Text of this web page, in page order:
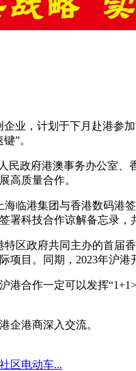
业，计划于下月赴港参
”。
政府港澳事务办公室
高质量合作。
临港集团与香港数码
科技合作谅解备忘录，
区政府共同主办的首
目。同期，2023年沪港
合作一定可以发挥
企港商深入交流。
区电动车...